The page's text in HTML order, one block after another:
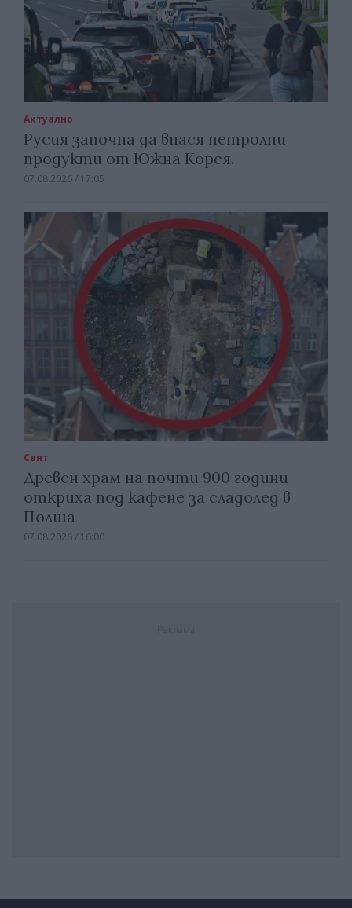
Актуално
Русия започна да внася петролни
продукти от Южна Корея.
07.08.2026 / 17:05
Свят
Древен храм на почти 900 години
откриха под кафене за сладолед в
Полша
07.08.2026 / 16:00